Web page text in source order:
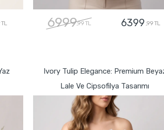
TL 6999,99 TL 6399 ,99 TL
Ivory Tulip Elegance: Premium
Lale Ve Cipsofilya Tasarımı